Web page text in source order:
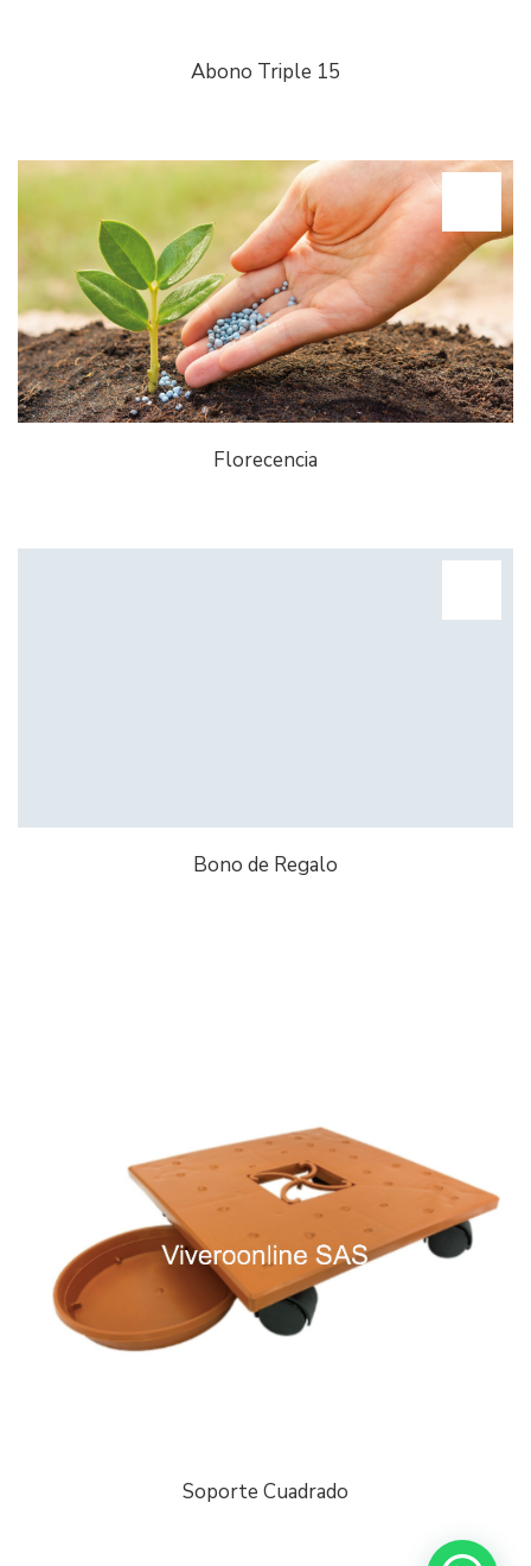
Abono Triple 15
Florecencia
Bono de Regalo
Soporte Cuadrado